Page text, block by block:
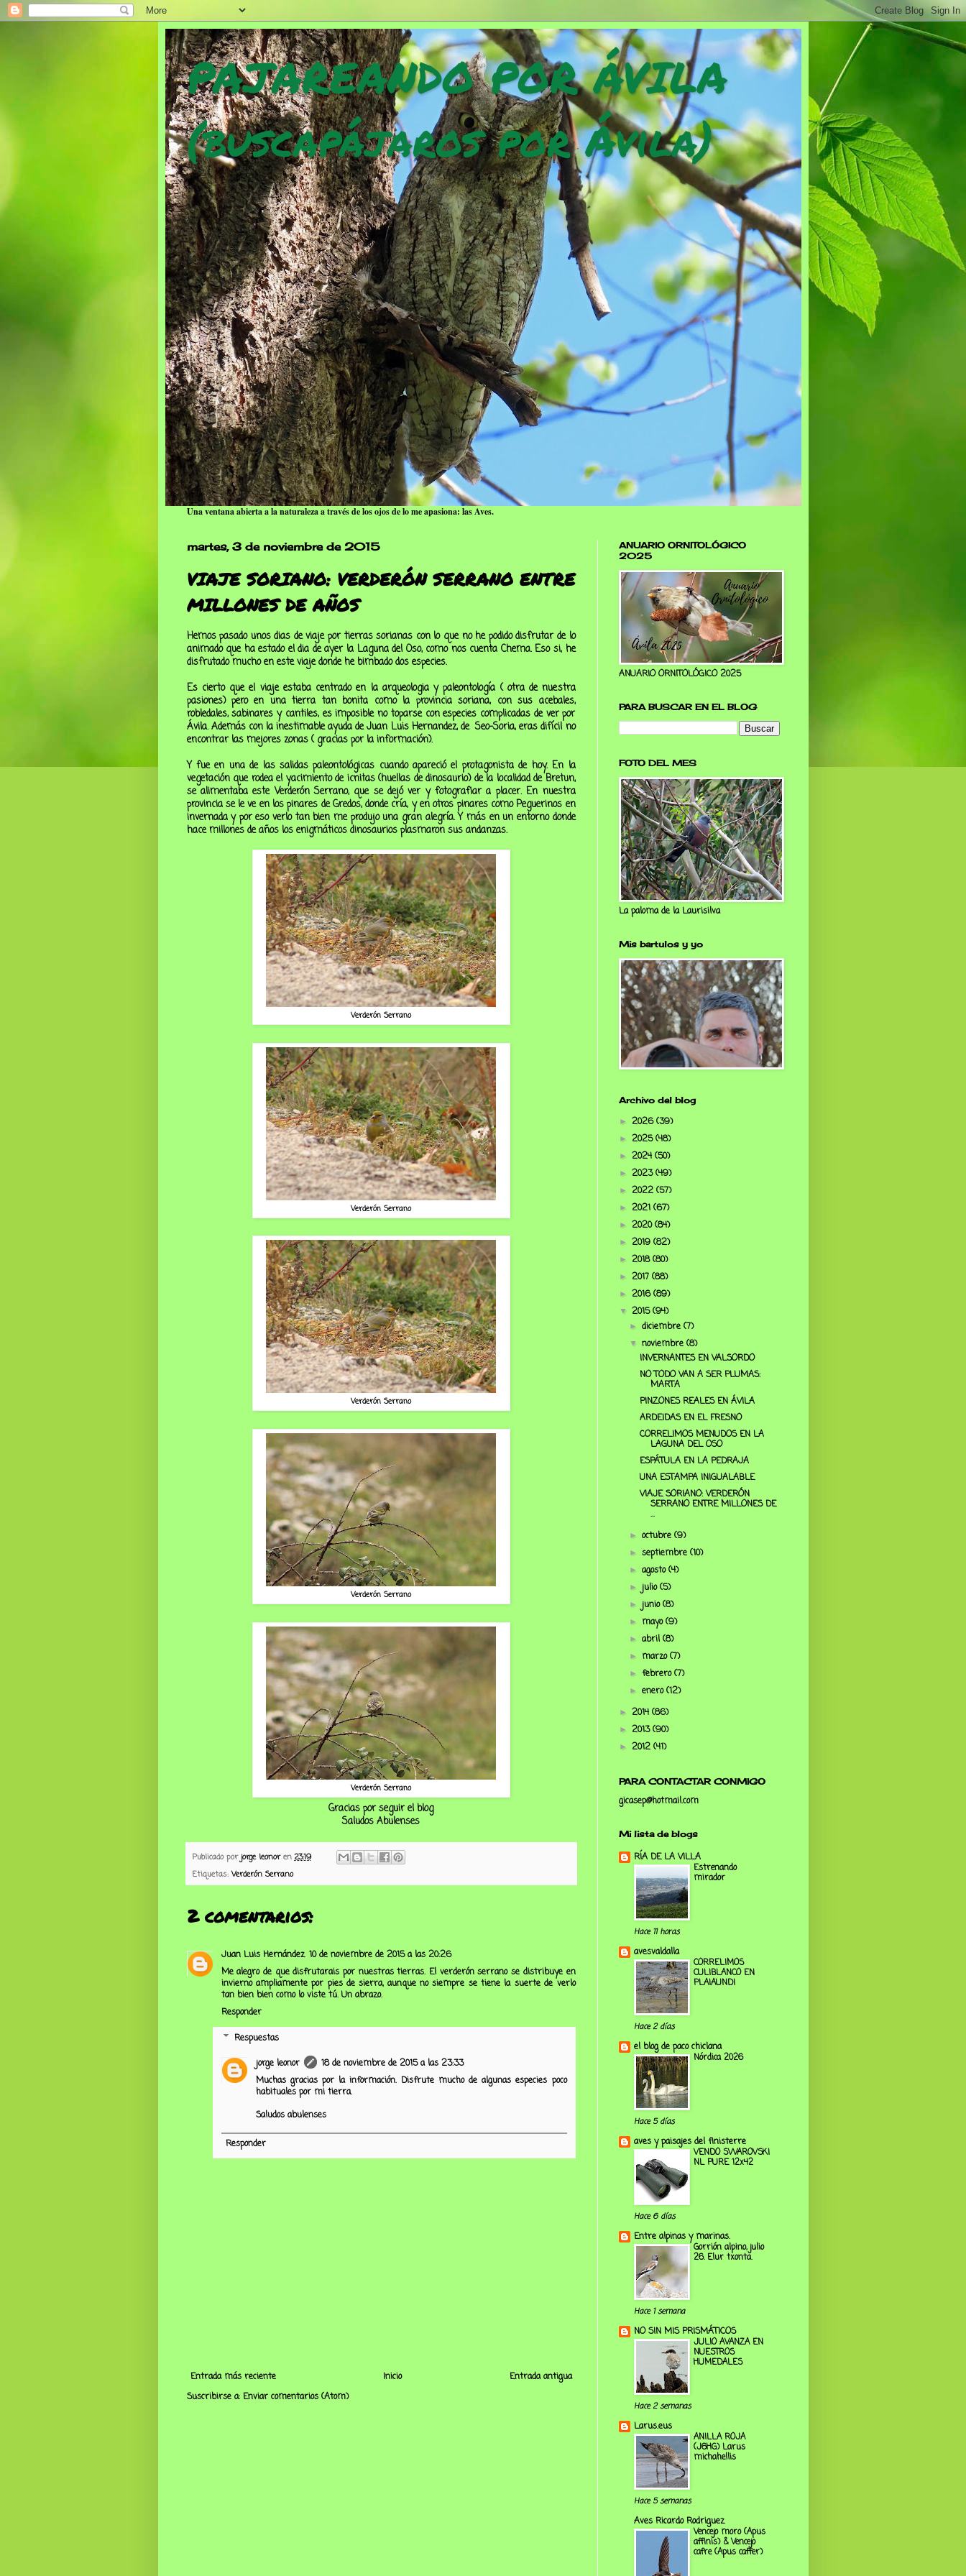
PAJAREANDO POR ÁVILA
(buscapájaros por Ávila)
Una ventana abierta a la naturaleza a través de los ojos de lo me apasiona: las Aves.
martes, 3 de noviembre de 2015
VIAJE SORIANO: VERDERÓN SERRANO ENTRE
MILLONES DE AÑOS
Hemos pasado unos dias de viaje por tierras sorianas con lo que no he podido disfrutar de lo
animado que ha estado el dia de ayer la Laguna del Oso, como nos cuenta Chema. Eso si, he
disfrutado mucho en este viaje donde he bimbado dos especies.
Es cierto que el viaje estaba centrado en la arqueologia y paleontología ( otra de nuestra
pasiones) pero en una tierra tan bonita como la provincia soriana, con sus acebales,
robledales, sabinares y cantiles, es imposible no toparse con especies complicadas de ver por
Ávila. Además con la inestimable ayuda de Juan Luis Hernandez, deSeo-Soria, eras difícil no
encontrar las mejores zonas ( gracias por la información).
Y fue en una de las salidas paleontológicas cuando apareció el protagonista de hoy. En la
vegetación que rodea el yacimiento de icnitas (huellas de dinosaurio) de la localidad de Bretun,
se alimentaba este Verderón Serrano, que se dejó ver y fotografiar a placer. En nuestra
provincia se le ve en los pinares de Gredos, donde cría, y en otros pinares como Peguerinos en
invernada y por eso verlo tan bien me produjo una gran alegría. Y más en un entorno donde
hace millones de años los enigmáticos dinosaurios plasmaron sus andanzas.
Verderón Serrano
Verderón Serrano
Verderón Serrano
Verderón Serrano
Verderón Serrano
Gracias por seguir el blog
Saludos Abulenses
Publicado por jorge leonor en23:19
Etiquetas: Verderón Serrano
2 comentarios:
Juan Luis Hernández 10 de noviembre de 2015 a las 20:26
Me alegro de que disfrutarais por nuestras tierras. El verderón serrano se distribuye en
invierno ampliamente por pies de sierra, aunque no siempre se tiene la suerte de verlo
tan bien bien como lo viste tú. Un abrazo.
Responder
Respuestas
jorge leonor
18 de noviembre de 2015 a las 23:33
Muchas gracias por la información. Disfrute mucho de algunas especies poco
habituales por mi tierra.
Saludos abulenses
Responder
Entrada más reciente Entrada antigua
Inicio
Suscribirse a: Enviar comentarios (Atom)
ANUARIO ORNITOLÓGICO
2025
ANUARIO ORNITOLÓGICO 2025
PARA BUSCAR EN EL BLOG
FOTO DEL MES
La paloma de la Laurisilva
Mis bartulos y yo
Archivo del blog
► 2026(39)
► 2025(48)
► 2024 (50)
► 2023(49)
► 2022 (57)
► 2021 (67)
► 2020(84)
► 2019 (82)
► 2018(80)
► 2017 (88)
► 2016(89)
▼ 2015(94)
► diciembre (7)
▼ noviembre (8)
INVERNANTES EN VALSORDO
NO TODO VAN A SER PLUMAS:
MARTA
PINZONES REALES EN ÁVILA
ARDEIDAS EN EL FRESNO
CORRELIMOS MENUDOS EN LA
LAGUNA DEL OSO
ESPÁTULA EN LA PEDRAJA
UNA ESTAMPA INIGUALABLE
VIAJE SORIANO: VERDERÓN
SERRANO ENTRE MILLONES DE
...
► octubre (9)
► septiembre (10)
► agosto(4)
► julio(5)
► junio(8)
► mayo(9)
► abril (8)
► marzo(7)
► febrero(7)
► enero(12)
► 2014 (86)
► 2013(90)
► 2012 (41)
PARA CONTACTAR CONMIGO
gicasep@hotmail.com
Mi lista de blogs
RÍA DE LA VILLA
Estrenando
mirador
Hace 11 horas
avesvaldalla
CORRELIMOS
CULIBLANCO EN
PLAIAUNDI
Hace 2 días
el blog de paco chiclana
Nórdica 2026
Hace 5 días
aves y paisajes del finisterre
VENDO SWAROVSKI
NL PURE 12x42
Hace 6 días
Entre alpinas y marinas.
Gorrión alpino, julio
26. Elur txonta.
Hace 1 semana
NO SIN MIS PRISMÁTICOS
JULIO AVANZA EN
NUESTROS
HUMEDALES
Hace 2 semanas
Larus.eus
ANILLA ROJA
(J6HG) Larus
michahellis
Hace 5 semanas
Aves Ricardo Rodriguez
Vencejo moro (Apus
affinis) & Vencejo
cafre (Apus caffer)